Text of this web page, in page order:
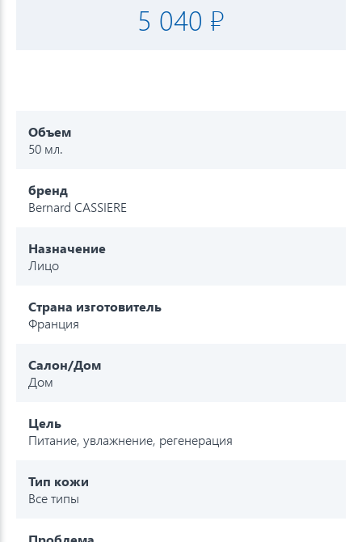
5 040 ₽
Объем
50 мл.
бренд
Bernard CASSIERE
Назначение
Лицо
Страна изготовитель
Франция
Салон/Дом
Дом
Цель
Питание, увлажнение, регенерация
Тип кожи
Все типы